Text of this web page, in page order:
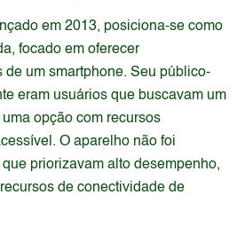
em 2013, posiciona-se como
focado em oferecer
um smartphone. Seu público-
eram usuários que buscavam um
opção com recursos
O aparelho não foi
priorizavam alto desempenho,
de conectividade de